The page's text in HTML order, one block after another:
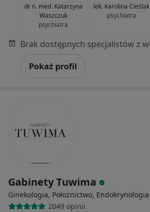
dr n. med. Katarzyna
Waszczuk
psychiatra
lek. Karolina Cieślak
psychiatra
Pokaż profil
Gabinety Tuwima
Ginekologia, Położnictwo, Endokrynologia
2049 opinii